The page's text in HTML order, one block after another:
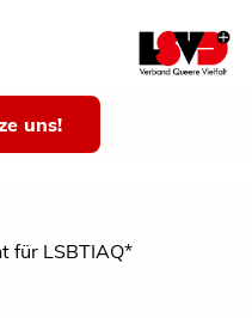
uns!
für LSBTIAQ*